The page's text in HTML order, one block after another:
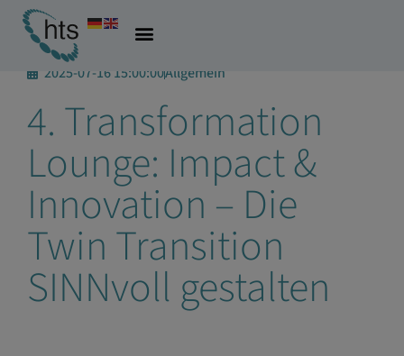
2025-07-16 15:00:00Allgemein
4. Transformation
Lounge: Impact &
Innovation – Die
Twin Transition
SINNvoll gestalten